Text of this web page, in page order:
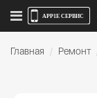
Главная Ремонт